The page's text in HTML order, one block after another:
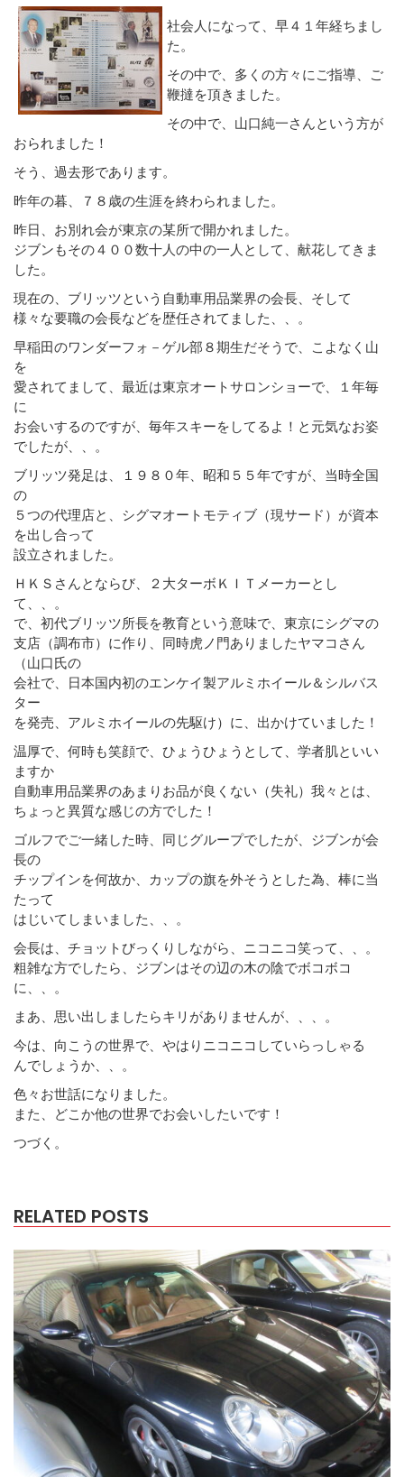
社会人になって、早４１年経ちまし
た。
その中で、多くの方々にご指導、ご
鞭撻を頂きました。
その中で、山口純一さんという方が
おられました！
そう、過去形であります。
昨年の暮、７８歳の生涯を終わられました。
昨日、お別れ会が東京の某所で開かれました。
ジブンもその４００数十人の中の一人として、献花してきま
した。
現在の、ブリッツという自動車用品業界の会長、そして
様々な要職の会長などを歴任されてました、、。
早稲田のワンダーフォ－ゲル部８期生だそうで、こよなく山
を
愛されてまして、最近は東京オートサロンショーで、１年毎
に
お会いするのですが、毎年スキーをしてるよ！と元気なお姿
でしたが、、。
ブリッツ発足は、１９８０年、昭和５５年ですが、当時全国
の
５つの代理店と、シグマオートモティブ（現サード）が資本
を出し合って
設立されました。
ＨＫＳさんとならび、２大ターボＫＩＴメーカーとし
て、、。
で、初代ブリッツ所長を教育という意味で、東京にシグマの
支店（調布市）に作り、同時虎ノ門ありましたヤマコさん
（山口氏の
会社で、日本国内初のエンケイ製アルミホイール＆シルバス
ター
を発売、アルミホイールの先駆け）に、出かけていました！
温厚で、何時も笑顔で、ひょうひょうとして、学者肌といい
ますか
自動車用品業界のあまりお品が良くない（失礼）我々とは、
ちょっと異質な感じの方でした！
ゴルフでご一緒した時、同じグループでしたが、ジブンが会
長の
チップインを何故か、カップの旗を外そうとした為、棒に当
たって
はじいてしまいました、、。
会長は、チョットびっくりしながら、ニコニコ笑って、、。
粗雑な方でしたら、ジブンはその辺の木の陰でボコボコ
に、、。
まあ、思い出しましたらキリがありませんが、、、。
今は、向こうの世界で、やはりニコニコしていらっしゃる
んでしょうか、、。
色々お世話になりました。
また、どこか他の世界でお会いしたいです！
つづく。
RELATED POSTS